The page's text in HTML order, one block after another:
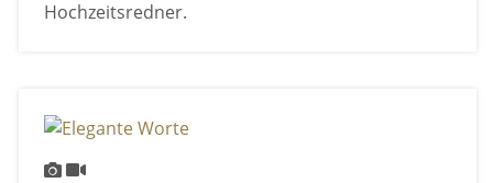
Hochzeitsredner.